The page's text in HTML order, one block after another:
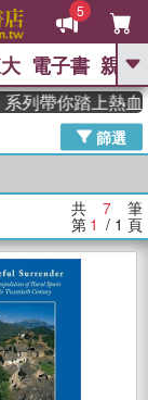
5
GO
高希均教授回憶錄
父親節 、 如果歷
念華 、 台灣的李
孩：黎曼猜想 、
電子書 親子
列帶你踏上熱血
篩選
共 7 筆
第 1 / 1 頁